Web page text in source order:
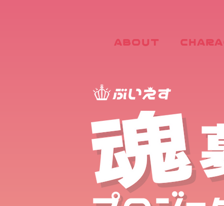
ABOUT